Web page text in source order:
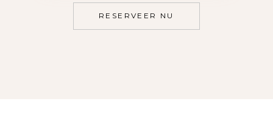
RESERVEER NU